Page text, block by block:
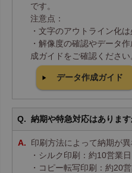
です。
注意点：
・文字のアウトライン化は
・解像度の確認やデータ
成ガイドをご確認ください
データ作成ガイド
納期や特急対応はあります
印刷方法によって納期が異
・シルク印刷：約10営業日
・コピー転写印刷：約20